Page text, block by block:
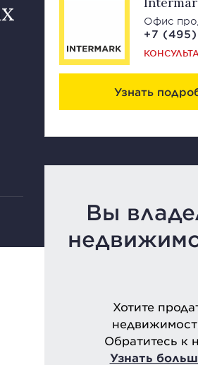
Офис
+7
Узнать
Вы
Хотите
Обратитесь к
Узнать